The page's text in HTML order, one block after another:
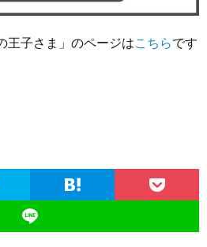
王子さま」のページは こちらです